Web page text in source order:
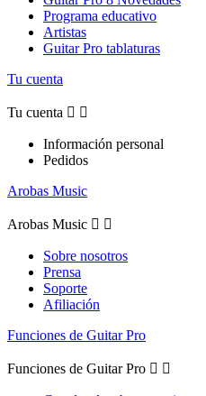
Programa educativo
Artistas
Guitar Pro tablaturas
Tu cuenta
Tu cuenta  
Información personal
Pedidos
Arobas Music
Arobas Music  
Sobre nosotros
Prensa
Soporte
Afiliación
Funciones de Guitar Pro
Funciones de Guitar Pro  